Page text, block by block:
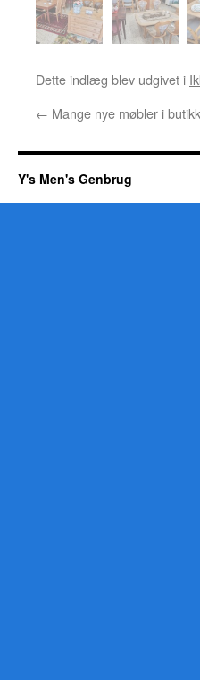
Dette indlæg blev udgivet i
← Mange nye møbler i
Y's Men's Genbrug